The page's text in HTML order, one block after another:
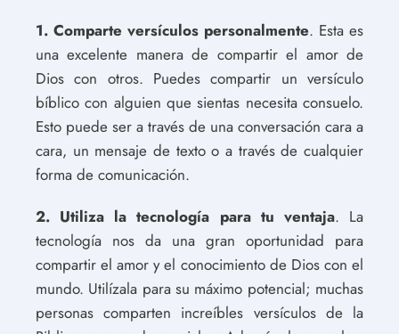
1. Comparte versículos personalmente. Esta es
una excelente manera de compartir el amor de
Dios con otros. Puedes compartir un versículo
bíblico con alguien que sientas necesita consuelo.
Esto puede ser a través de una conversación cara a
cara, un mensaje de texto o a través de cualquier
forma de comunicación.
2. Utiliza la tecnología para tu ventaja. La
tecnología nos da una gran oportunidad para
compartir el amor y el conocimiento de Dios con el
mundo. Utilízala para su máximo potencial; muchas
personas comparten increíbles versículos de la